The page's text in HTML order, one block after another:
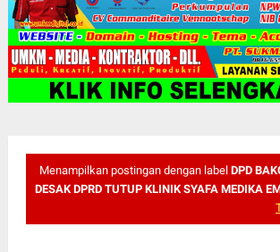
Menampilkan postingan dengan label DPD
DESAK DPRD TUTUP KLINIK SYAFA MEDIKA